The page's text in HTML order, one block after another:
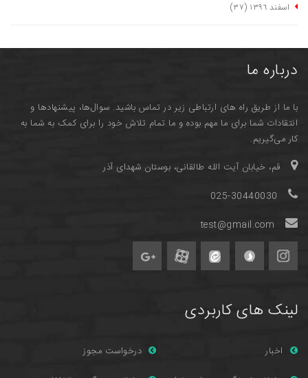
اسفند ١٣٩٦ (٣٧)
درباره ما
با ما از طریق راه های ارتباطی زیر در تماس باشید. سوال‌ها، پیشنهادها و
انتقادات شما برای ما مهم بوده و ما تمام تلاش خود را برای کمک به شما به
کار می‌گیریم.
قم، خیابان آیت الله طالقانی، بوستان شهدای آذر
025-30440030
test@gmail.com
لینک های کاربردی
اخبار
درخواست مجوز